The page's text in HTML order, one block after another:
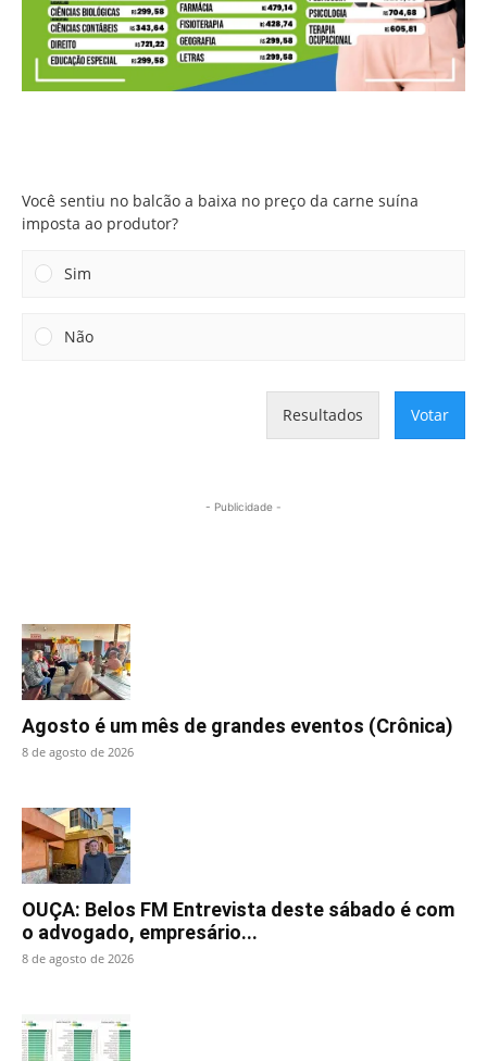
Você sentiu no balcão a baixa no preço da carne suína
imposta ao produtor?
Sim
Não
Resultados Votar
- Publicidade -
Agosto é um mês de grandes eventos (Crônica)
8 de agosto de 2026
OUÇA: Belos FM Entrevista deste sábado é com
o advogado, empresário...
8 de agosto de 2026